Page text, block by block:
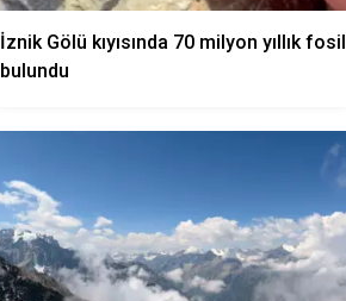
İznik Gölü kıyısında 70 milyon yıllık fosil
bulundu